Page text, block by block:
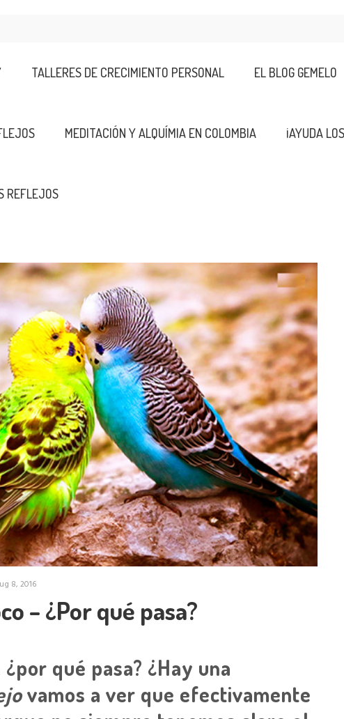
TALLERES DE CRECIMIENTO PERSONAL EL BLOG GEMELO
MEDITACIÓN Y ALQUÍMIA EN COLOMBIA ¡AYUDA
REFLEJOS
8, 2016
– ¿Por qué pasa?
¿por qué pasa? ¿Hay una
vamos a ver que efectivamente